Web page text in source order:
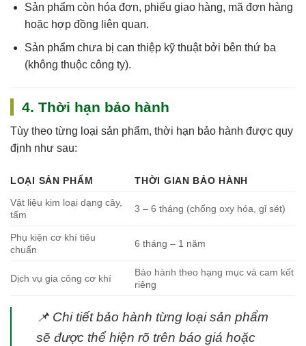
Sản phẩm còn hóa đơn, phiếu giao hàng, mã đơn hàng
hoặc hợp đồng liên quan.
Sản phẩm chưa bị can thiệp kỹ thuật bởi bên thứ ba
(không thuộc công ty).
4. Thời hạn bảo hành
Tùy theo từng loại sản phẩm, thời hạn bảo hành được quy
định như sau:
LOẠI SẢN PHẨM
THỜI GIAN BẢO HÀNH
Vật liệu kim loại dạng cây,
tấm
3 – 6 tháng (chống oxy hóa, gỉ sét)
Phụ kiện cơ khí tiêu
chuẩn
6 tháng – 1 năm
Dịch vụ gia công cơ khí
Bảo hành theo hạng mục và cam kết
riêng
📌 Chi tiết bảo hành từng loại sản phẩm
sẽ được thể hiện rõ trên báo giá hoặc